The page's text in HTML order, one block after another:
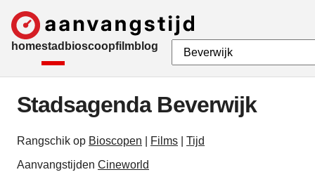
homestad bioscoopfilmblog
Stadsagenda Beverwijk
Rangschik op Bioscopen Films
Tijd
Aanvangstijden Cineworld